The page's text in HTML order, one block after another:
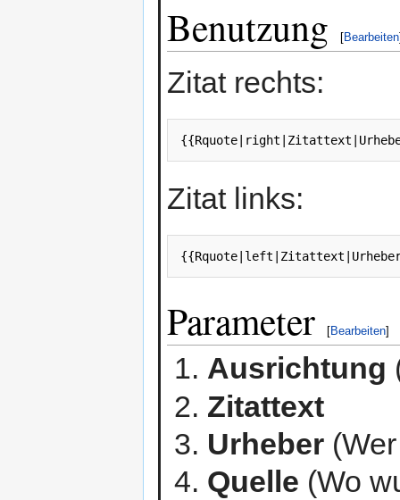
Benutzung [Bearbeiten
Zitat rechts:
Zitat links:
Parameter [Bearbeiten]
Ausrichtung
Zitattext
Urheber(Wer
Quelle (Wo